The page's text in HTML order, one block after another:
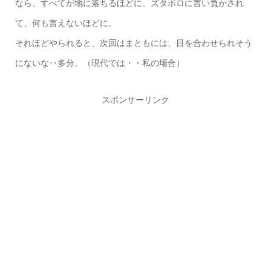
なら、すべてが地に落ちるほどに、ズタボロに言い負かされ
て、何も言えないほどに。
それほどやられると、次回はまともには、目を合わせられそう
にないな‥多分。（現代では・・私の場合）
スポンサーリンク